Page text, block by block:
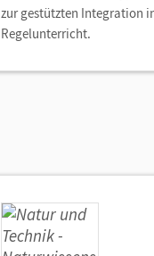
zur gestützten Integration
Regelunterricht.